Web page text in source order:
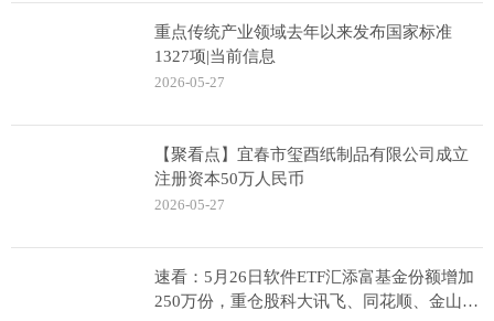
重点传统产业领域去年以来发布国家标准
1327项|当前信息
2026-05-27
【聚看点】宜春市玺酉纸制品有限公司成立
注册资本50万人民币
2026-05-27
速看：5月26日软件ETF汇添富基金份额增加
250万份，重仓股科大讯飞、同花顺、金山办